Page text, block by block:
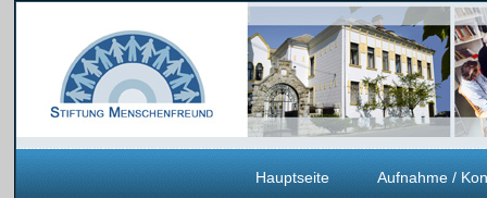
Hauptseite Aufnahme /